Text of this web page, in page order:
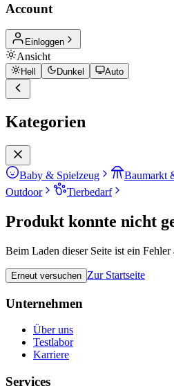
Account
Einloggen
Ansicht
Hell Dunkel Auto
Kategorien
Baby & Spielzeug Baumarkt
Outdoor
Tierbedarf
Produkt konnte nicht
Beim Laden dieser Seite ist ein Fehler
Erneut versuchen Zur Startseite
Unternehmen
Über uns
Testlabor
Karriere
Services